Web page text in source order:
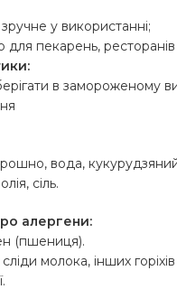
у використанні;
пекарень, ресторанів
в замороженому
вода,
сіль.
алергени:
(пшениця).
молока, інших горіхів